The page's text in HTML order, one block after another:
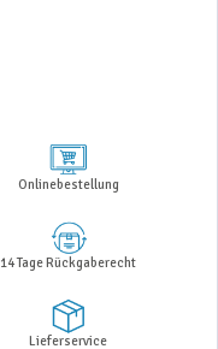
Onlinebestellung
14 Tage Rückgaberecht
Lieferservice